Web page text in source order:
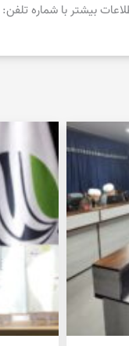
داخلي ۶ تماس حاصل نمايند.